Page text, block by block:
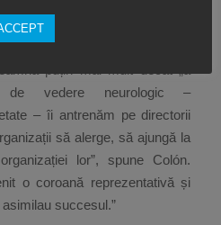
de asemenea, un loc care
și i-a convins pe unii dintre
de vedere neurologic –
– îi antrenăm pe directorii
să alerge, să ajungă la
lor”, spune Colón.
o coroană reprezentativă și
succesul.”